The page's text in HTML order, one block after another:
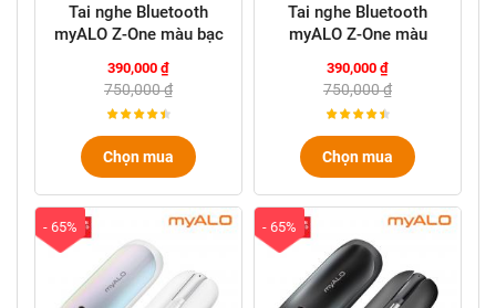
Tai nghe Bluetooth
myALO Z-One màu bạc
390,000 ₫
750,000 ₫
Chọn mua
Tai nghe Bluetooth
myALO Z-One màu
390,000 ₫
750,000 ₫
Chọn mua
- 65% - 65%